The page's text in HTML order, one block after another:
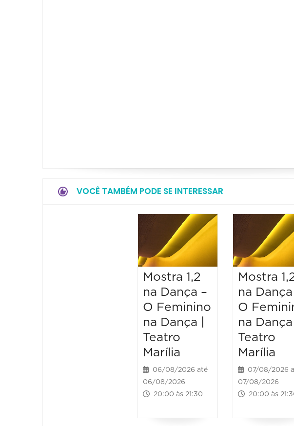
VOCÊ TAMBÉM PODE SE INTERESSAR
Mostra 1,2
na Dança –
O Feminino
na Dança |
Teatro
Marília
06/08/2026 até
06/08/2026
20:00 às 21:30
Mostra
na Dança
O
na Dança |
Teatro
Marília
07/08/2026
07/08/2026
20:00 às